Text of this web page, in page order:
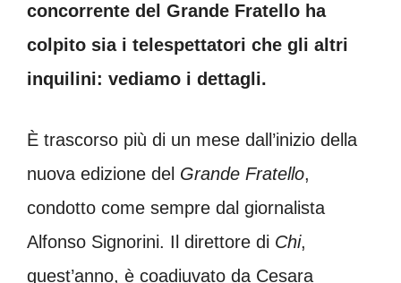
concorrente del Grande Fratello ha
colpito sia i telespettatori che gli altri
inquilini: vediamo i dettagli.
È trascorso più di un mese dall’inizio della
nuova edizione del Grande Fratello,
condotto come sempre dal giornalista
Alfonso Signorini. Il direttore di Chi,
quest’anno, è coadiuvato da Cesara